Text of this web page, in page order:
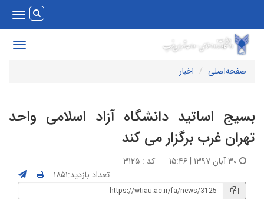
Toggle
Toggle
صفحه‌اصلی
اخبار
اساتید دانشگاه آزاد اسلامی واحد
غرب برگزار می کند
کد : ۳۱۲۵
تعداد بازدید:۱۸۵۱